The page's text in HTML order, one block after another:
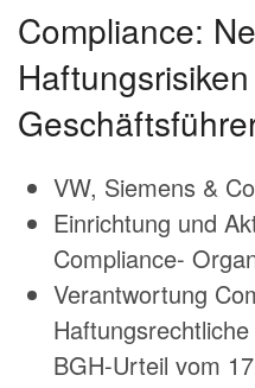
Compliance:
VW, Siemens &
Einrichtung und
Compliance-
Verantwortung
BGH-Urteil vom